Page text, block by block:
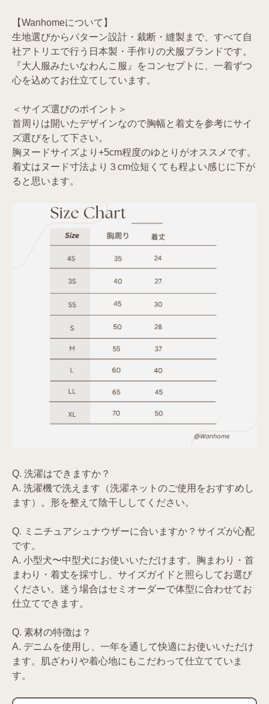
【Wanhomeについて】
生地選びからパターン設計・裁断・縫製まで、すべて自
社アトリエで行う日本製・手作りの犬服ブランドです。
『大人服みたいなわんこ服』をコンセプトに、一着ずつ
心を込めてお仕立てしています。
＜サイズ選びのポイント＞
首周りは開いたデザインなので胸幅と着丈を参考にサイ
ズ選びをして下さい。
胸ヌードサイズより+5cm程度のゆとりがオススメです。
着丈はヌード寸法より３cm位短くても程よい感じに下が
ると思います。
Q. 洗濯はできますか？
A. 洗濯機で洗えます（洗濯ネットのご使用をおすすめし
ます）。形を整えて陰干ししてください。
Q. ミニチュアシュナウザーに合いますか？サイズが心配
です。
A. 小型犬〜中型犬にお使いいただけます。胸まわり・首
まわり・着丈を採寸し、サイズガイドと照らしてお選び
ください。迷う場合はセミオーダーで体型に合わせてお
仕立てできます。
Q. 素材の特徴は？
A. デニムを使用し、一年を通して快適にお使いいただけ
ます。肌ざわりや着心地にもこだわって仕立てていま
す。